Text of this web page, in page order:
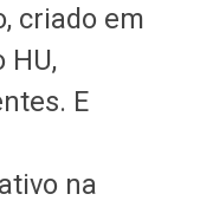
criado em
HU,
E
na